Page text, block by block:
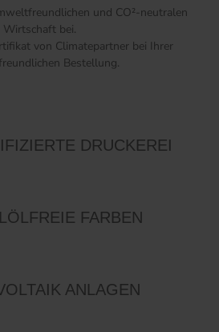
und CO²-neutralen
Wirtschaft bei.
von Climatepartner bei Ihrer
Bestellung.